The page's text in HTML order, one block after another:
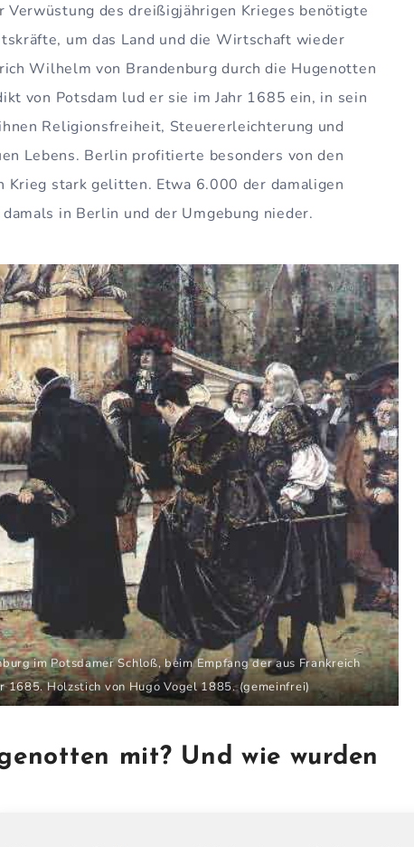
Verwüstung des dreißigjährigen Krieges benötigte
um das Land und die Wirtschaft wieder
Wilhelm von Brandenburg durch die Hugenotten
von Potsdam lud er sie im Jahr 1685 ein, in sein
Religionsfreiheit, Steuererleichterung und
Lebens. Berlin profitierte besonders von den
Krieg stark gelitten. Etwa 6.000 der damaligen
in Berlin und der Umgebung nieder.
imPotsdamer Schloß, beim Empfang der aus Frankreich
1685. Holzstich von Hugo Vogel 1885. (gemeinfrei)
mit? Und wie wurden